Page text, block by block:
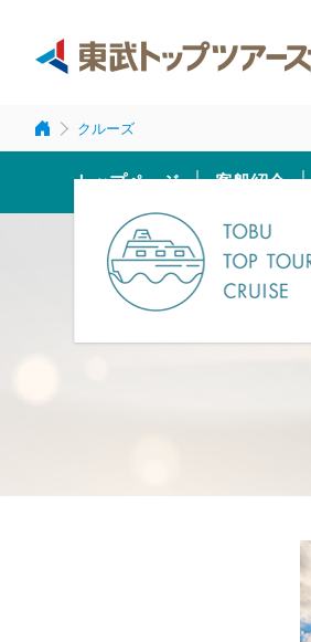
クルーズ
トップページ 客船紹介